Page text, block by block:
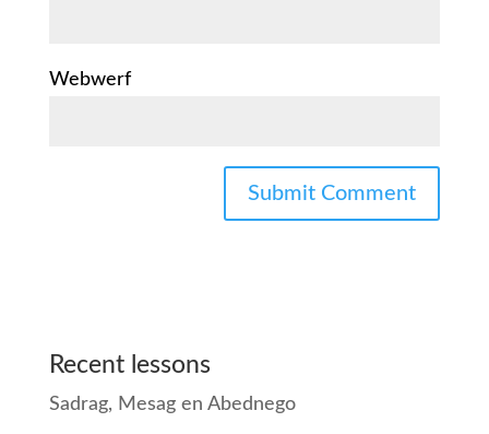
Webwerf
Recent lessons
Sadrag, Mesag en Abednego